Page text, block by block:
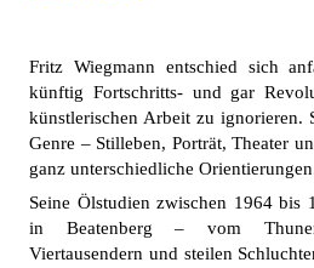
Fritz Wiegmann entschied sich
künftig Fortschritts- und gar
künstlerischen Arbeit zu ignorieren.
Genre – Stilleben, Porträt, Theater
ganz unterschiedliche
Seine Ölstudien zwischen 1964 bis
in Beatenberg – vom
Viertausendern und steilen